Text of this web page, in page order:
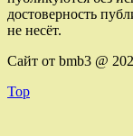
достоверность
не несёт.
Сайт от bmb3 @
Top